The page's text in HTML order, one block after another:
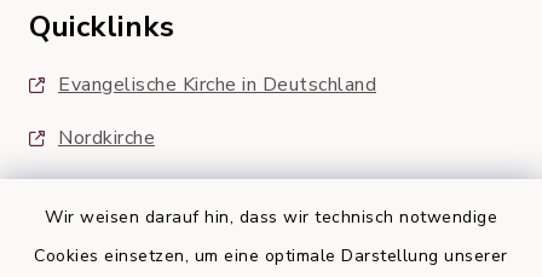
Wir weisen darauf hin, dass wir technisch notwendige
Cookies einsetzen, um eine optimale Darstellung unserer
Quicklinks
Evangelische Kirche in Deutschland
Nordkirche